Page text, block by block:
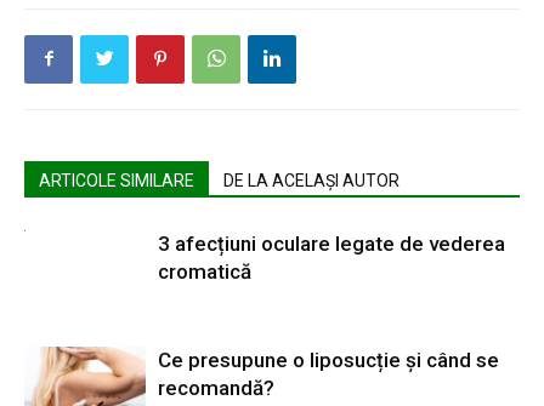
ARTICOLE SIMILARE DE LA ACELAȘI AUTOR
3 afecțiuni oculare legate de vederea
cromatică
Ce presupune o liposucție și când se
recomandă?